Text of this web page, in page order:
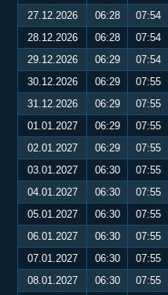
27.12.2026
06:28 07:54
28.12.2026
06:28 07:54
29.12.2026
06:29 07:54
30.12.2026
06:29 07:55
31.12.2026
06:29 07:55
01.01.2027
06:29 07:55
02.01.2027
06:29 07:55
03.01.2027
06:30 07:55
04.01.2027
06:30 07:55
05.01.2027
06:30 07:55
06.01.2027
06:30 07:55
07.01.2027
06:30 07:55
08.01.2027
06:30 07:55